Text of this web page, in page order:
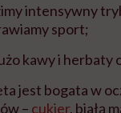
intensywny
sport;
kawy i herbaty
jest bogata w
– cukier, białą